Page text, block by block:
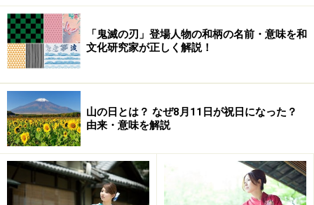
に
【ビフォーアフター】専門家の熟練の技で修復した男び
な
早くしまわないと嫁に行きおくれる!? ひな
人形はいつ片づけるべきか？
「鬼滅の刃」登場人物の和柄の名前・意味を和
文化研究家が正しく解説！
山の日とは？ なぜ8月11日が祝日になった？
由来・意味を解説